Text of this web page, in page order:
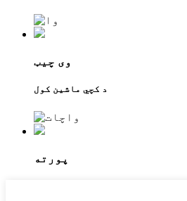
وی چیټ
د کچي ماشین کول
پورته